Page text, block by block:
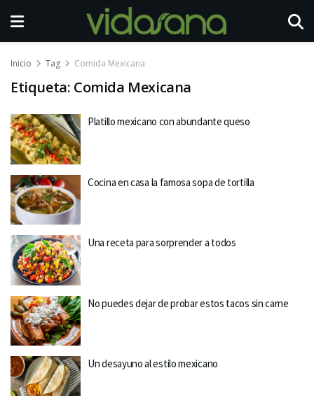
Inicio Tag Comida Mexicana
Etiqueta: Comida Mexicana
Platillo mexicano con abundante queso
Cocina en casa la famosa sopa de tortilla
Una receta para sorprender a todos
No puedes dejar de probar estos tacos sin carne
Un desayuno al estilo mexicano